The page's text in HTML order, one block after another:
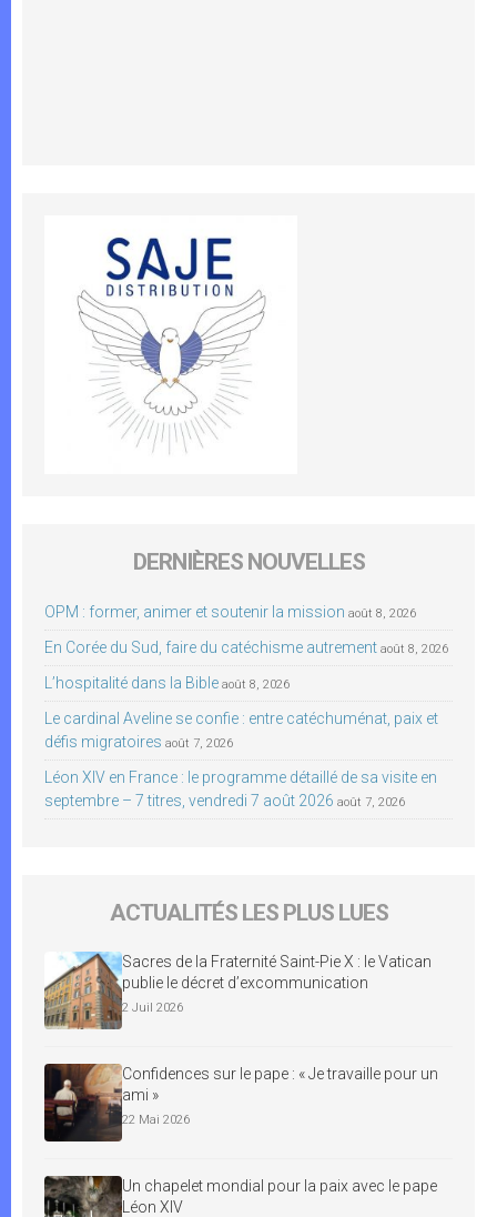
DERNIÈRES NOUVELLES
OPM : former, animer et soutenir la mission août 8, 2026
En Corée du Sud, faire du catéchisme autrement août 8, 2026
L’hospitalité dans la Bible août 8, 2026
Le cardinal Aveline se confie : entre catéchuménat, paix et
défis migratoires août 7, 2026
Léon XIV en France : le programme détaillé de sa visite en
septembre – 7 titres, vendredi 7 août 2026 août 7, 2026
ACTUALITÉS LES PLUS LUES
Sacres de la Fraternité Saint-Pie X : le Vatican
publie le décret d’excommunication
2 Juil 2026
Confidences sur le pape : « Je travaille pour un
ami »
22 Mai 2026
Un chapelet mondial pour la paix avec le pape
Léon XIV